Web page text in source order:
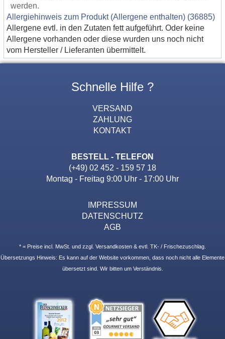
werden.
Allergiehinweis zum Produkt (Allergene enthalten) (36885)
Allergene evtl. in den Zutaten fett aufgeführt. Oder keine
Allergene vorhanden oder diese wurden uns noch nicht
vom Hersteller / Lieferanten übermittelt.
Schnelle Hilfe ?
VERSAND
ZAHLUNG
KONTAKT
BESTELL - TELEFON
(+49) 02 452 - 159 57 18
Montag - Freitag 9:00 Uhr - 17:00 Uhr
IMPRESSUM
DATENSCHUTZ
AGB
* = Preise incl. MwSt. und zzgl. Versandkosten & evtl. TK- / Frischezuschlag.
Übersetzungs Hinweis: Es kann auf der Website vorkommen, dass noch nicht alle Elemente
übersetzt sind. Wir bitten um Verständnis.